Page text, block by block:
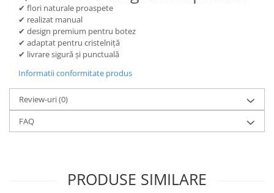
✔ flori naturale proaspete
✔ realizat manual
✔ design premium pentru botez
✔ adaptat pentru cristelniță
✔ livrare sigură și punctuală
Informatii conformitate produs
Review-uri(0)
FAQ
PRODUSE SIMILARE